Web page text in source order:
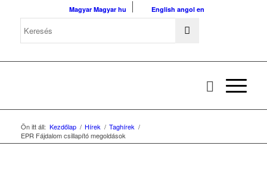
Magyar Magyar hu English angol en
Ön itt áll: Kezdőlap / Hírek / Taghírek /
EPR Fájdalom csillapító megoldások